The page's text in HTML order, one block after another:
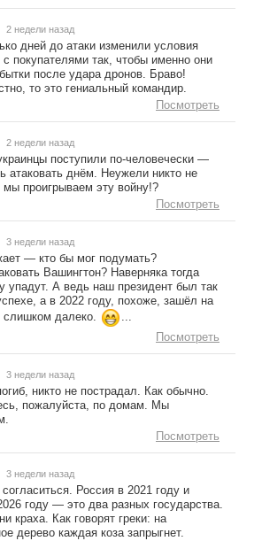
2 недели назад
дней до атаки изменили условия
с покупателями так, чтобы именно они
после удара дронов. Браво!
то это гениальный командир.
Посмотреть
2 недели назад
поступили по-человечески —
атаковать днём. Неужели никто не
мы проигрываем эту войну!?
Посмотреть
3 недели назад
— кто бы мог подумать?
Вашингтон? Наверняка тогда
упадут. А ведь наш президент был так
а в 2022 году, похоже, зашёл на
слишком далеко.
...
Посмотреть
3 недели назад
никто не пострадал. Как обычно.
пожалуйста, по домам. Мы
Посмотреть
3 недели назад
Россия в 2021 году и
году — это два разных государства.
краха. Как говорят греки: на
дерево каждая коза запрыгнет.